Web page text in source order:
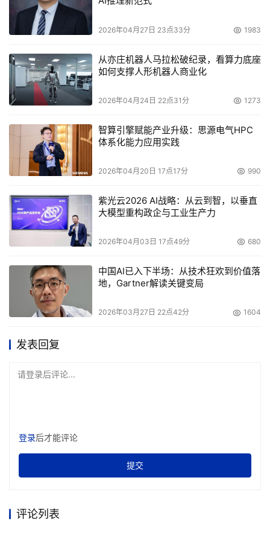
2026年04月27日 23点33分 1983
从亦庄机器人马拉松破纪录，看算力底座
如何支撑人形机器人商业化
2026年04月24日 22点31分 1273
智算引擎赋能产业升级：思源电气HPC
体系化能力应用实践
2026年04月20日 17点17分 990
紫光云2026 AI战略：从云到智，以垂直
大模型重构政企与工业生产力
2026年04月03日 17点49分 680
中国AI已入下半场：从技术狂欢到价值落
地，Gartner解读关键变局
2026年03月27日 22点42分 1604
发表回复
请登录后评论...
登录后才能评论
提交
评论列表